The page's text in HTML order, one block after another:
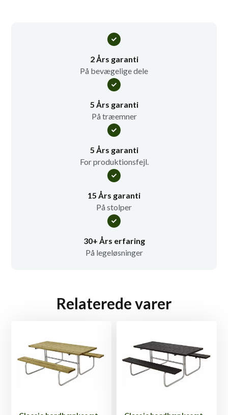
2 Års garanti
På bevægelige dele
5 Års garanti
På træemner
5 Års garanti
For produktionsfejl.
15 Års garanti
På stolper
30+ Års erfaring
På legeløsninger
Relaterede varer